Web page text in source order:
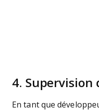
4. Supervision
En tant que